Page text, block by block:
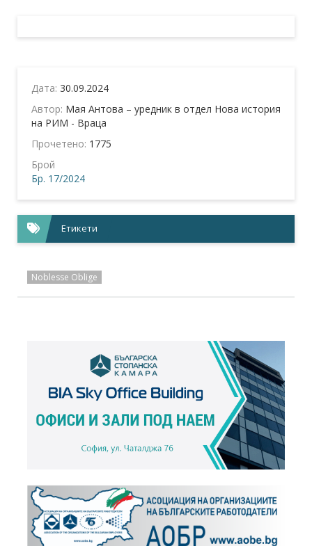
Дата: 30.09.2024
Автор: Мая Антова – уредник в отдел Нова история
на РИМ - Враца
Прочетено: 1775
Брой
Бр. 17/2024
Етикети
Noblesse Oblige